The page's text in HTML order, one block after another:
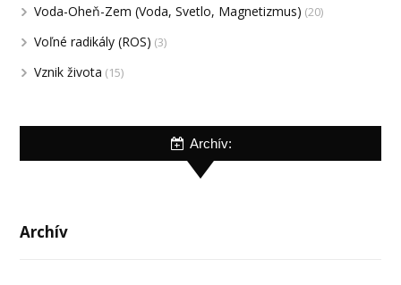
Voda-Oheň-Zem (Voda, Svetlo, Magnetizmus) (20)
Voľné radikály (ROS) (3)
Vznik života (15)
Archív:
Archív